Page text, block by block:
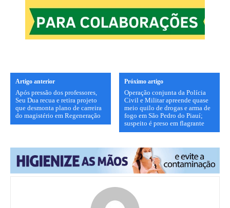
Artigo anterior
Após pressão dos professores,
Seu Dua recua e retira projeto
que desmonta plano de carreira
do magistério em Regeneração
Próximo artigo
Operação conjunta da Polícia
Civil e Militar apreende quase
meio quilo de drogas e arma de
fogo em São Pedro do Piauí;
suspeito é preso em flagrante